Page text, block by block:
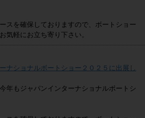
スを確保しておりますので、ボートショー
気軽にお立ち寄り下さい。
ナショナルボートショー２０２５に出展し
年もジャパンインターナショナルボートシ